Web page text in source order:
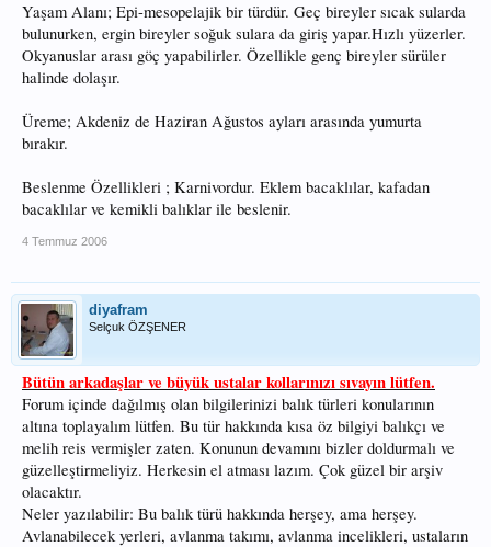
Yaşam Alanı; Epi-mesopelajik bir türdür. Geç bireyler sıcak sularda
bulunurken, ergin bireyler soğuk sulara da giriş yapar.Hızlı yüzerler.
Okyanuslar arası göç yapabilirler. Özellikle genç bireyler sürüler
halinde dolaşır.
Üreme; Akdeniz de Haziran Ağustos ayları arasında yumurta
bırakır.
Beslenme Özellikleri ; Karnivordur. Eklem bacaklılar, kafadan
bacaklılar ve kemikli balıklar ile beslenir.
4 Temmuz 2006
diyafram
Selçuk ÖZŞENER
Bütün arkadaşlar ve büyük ustalar kollarınızı sıvayın lütfen.
Forum içinde dağılmış olan bilgilerinizi balık türleri konularının
altına toplayalım lütfen. Bu tür hakkında kısa öz bilgiyi balıkçı ve
melih reis vermişler zaten. Konunun devamını bizler doldurmalı ve
güzelleştirmeliyiz. Herkesin el atması lazım. Çok güzel bir arşiv
olacaktır.
Neler yazılabilir: Bu balık türü hakkında herşey, ama herşey.
Avlanabilecek yerleri, avlanma takımı, avlanma incelikleri, ustaların